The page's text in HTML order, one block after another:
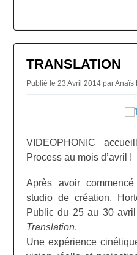
TRANSLATION
Publié le 23 Avril 2014 par Anaïs
VIDEOPHONIC
Process au mois d’avril !
Après avoir
studio de création,
Public du 25 au 30
Translation.
Une expérience